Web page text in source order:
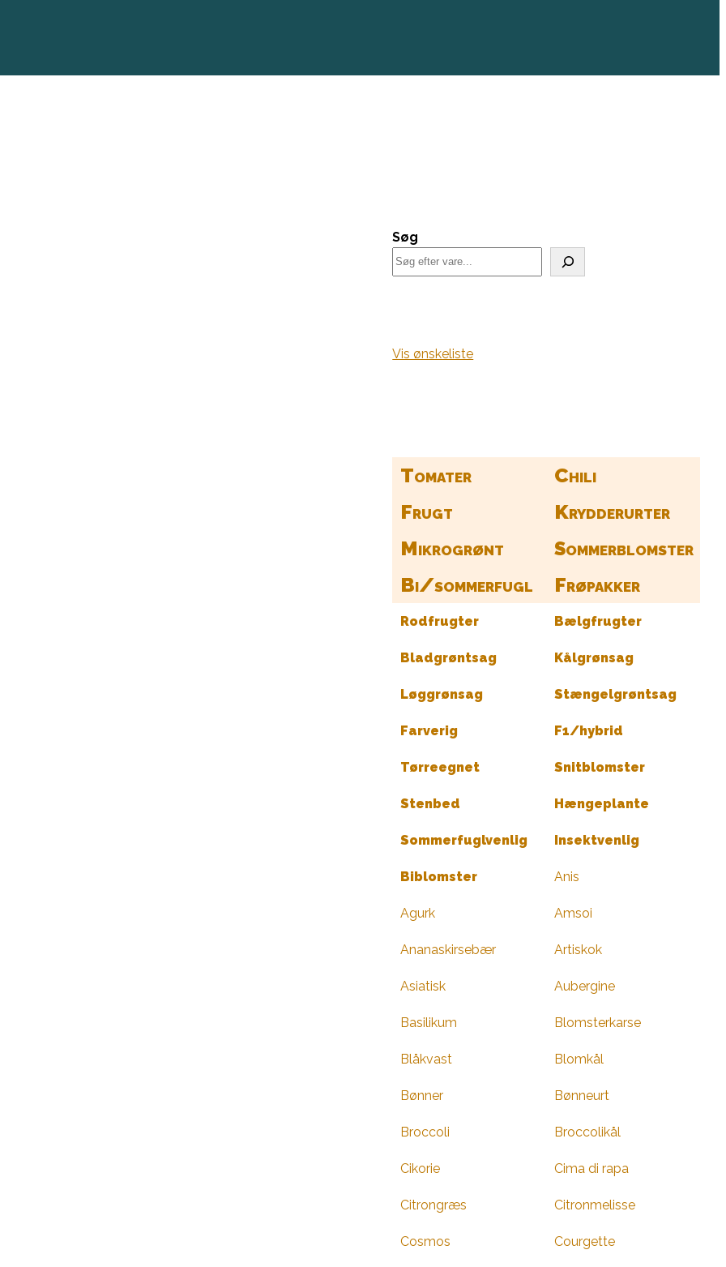
Søg
Vis ønskeliste
Tomater
Chili
Frugt
Krydderurter
Mikrogrønt
Sommerblomster
Bi/sommerfugl
Frøpakker
Rodfrugter Bælgfrugter
Bladgrøntsag Kålgrønsag
Løggrønsag Stængelgrøntsag
Farverig F1/hybrid
Tørreegnet Snitblomster
Stenbed Hængeplante
Sommerfuglvenlig Insektvenlig
Biblomster Anis
Agurk Amsoi
Ananaskirsebær Artiskok
Asiatisk Aubergine
Basilikum Blomsterkarse
Blåkvast Blomkål
Bønner Bønneurt
Broccoli Broccolikål
Cikorie Cima di rapa
Citrongræs Citronmelisse
Cosmos Courgette